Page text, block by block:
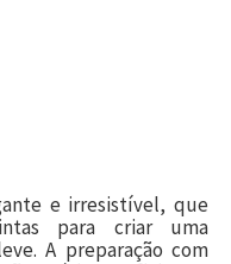
e irresistível, que
para criar uma
A preparação com